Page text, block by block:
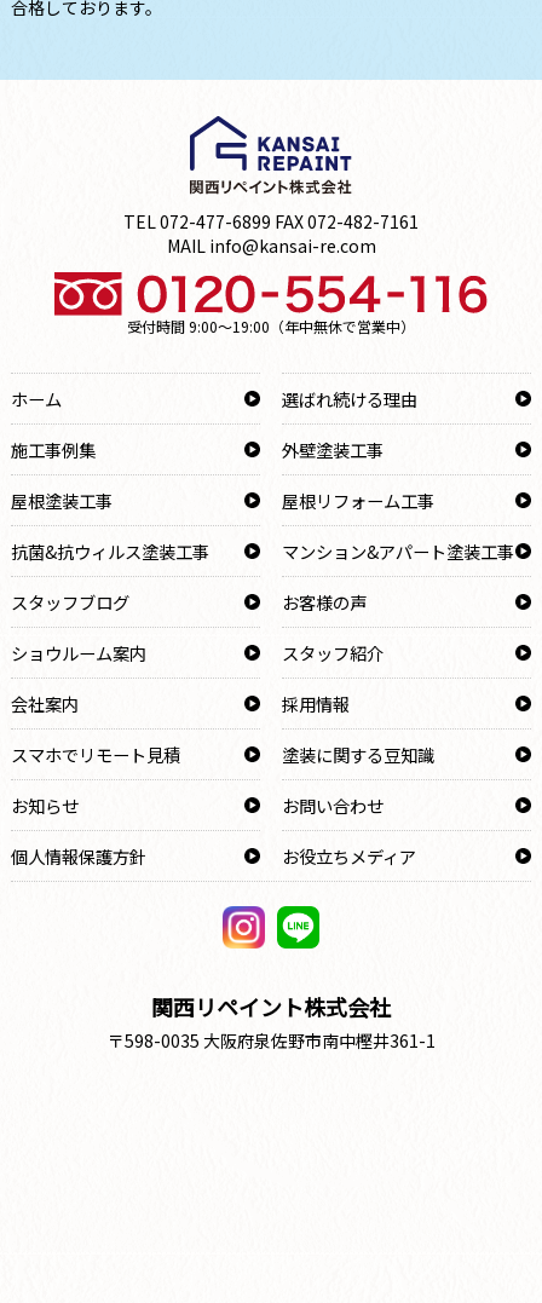
合格しております。
TEL 072-477-6899 FAX 072-482-7161
MAIL info@kansai-re.com
受付時間 9:00～19:00（年中無休で営業中）
ホーム
選ばれ続ける理由
施工事例集
外壁塗装工事
屋根塗装工事
屋根リフォーム工事
抗菌&抗ウィルス塗装工事
マンション&アパート塗装工事
スタッフブログ
お客様の声
ショウルーム案内
スタッフ紹介
会社案内
採用情報
スマホでリモート見積
塗装に関する豆知識
お知らせ
お問い合わせ
個人情報保護方針
お役立ちメディア
関西リペイント株式会社
〒598-0035 大阪府泉佐野市南中樫井361-1